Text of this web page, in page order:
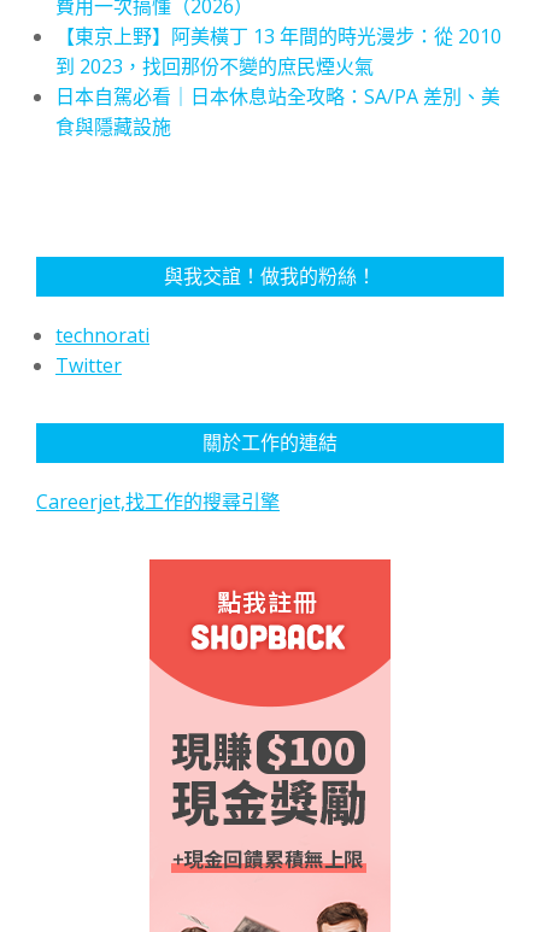
費用一次搞懂（2026）
【東京上野】阿美橫丁 13 年間的時光漫步：從 2010
到 2023，找回那份不變的庶民煙火氣
日本自駕必看｜日本休息站全攻略：SA/PA 差別、美
食與隱藏設施
與我交誼！做我的粉絲！
technorati
Twitter
關於工作的連結
Careerjet,找工作的搜尋引擎